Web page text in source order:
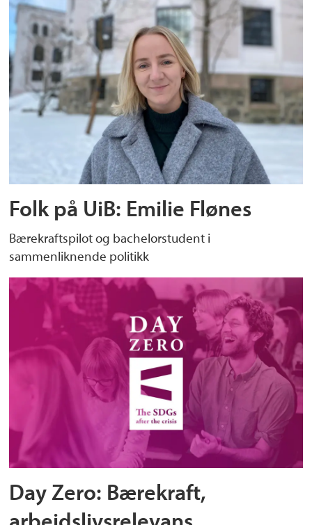
Folk på UiB: Emilie Flønes
Bærekraftspilot og bachelorstudent i
sammenliknende politikk
Day Zero: Bærekraft,